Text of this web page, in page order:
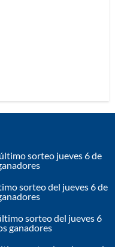
sorteo jueves 6 de
sorteo del jueves 6 de
sorteo del jueves 6
ganadores